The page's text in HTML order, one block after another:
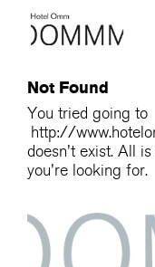
Zimmer
Roca Barcelona
Spa
Terrasse
Lobby & Klub
Sonderangebote
Blog
Standort
Not Found
You tried going to
http://
doesn't exist. All
you're looking for.